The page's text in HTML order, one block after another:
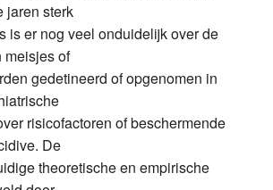
jaren sterk
is er nog veel onduidelijk over de
meisjes of
gedetineerd of opgenomen in
risicofactoren of beschermende
De
theoretische en empirische